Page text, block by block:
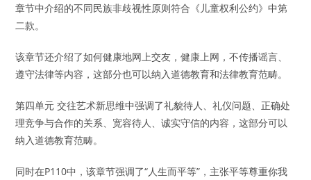
章节中介绍的不同民族非歧视性原则符合《儿童权利公约》中第
二款。
该章节还介绍了如何健康地网上交友，健康上网，不传播谣言、
遵守法律等内容，这部分也可以纳入道德教育和法律教育范畴。
第四单元 交往艺术新思维中强调了礼貌待人、礼仪问题、正确处
理竞争与合作的关系、宽容待人、诚实守信的内容，这部分可以
纳入道德教育范畴。
同时在P110中，该章节强调了“人生而平等”，主张平等尊重你我